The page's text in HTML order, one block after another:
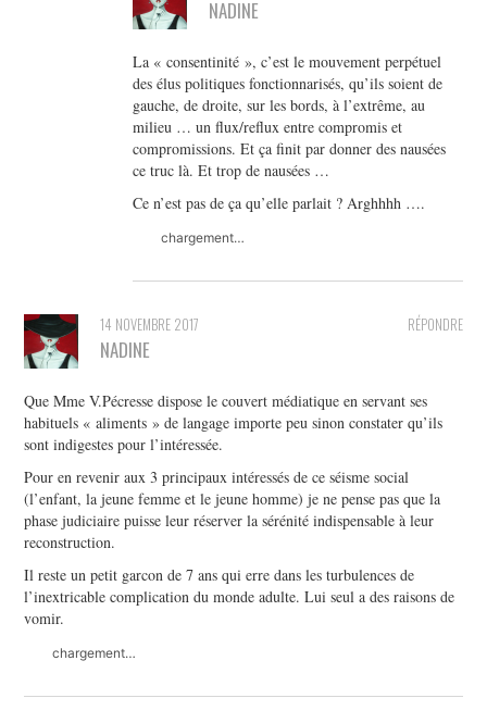
NADINE
La « consentinité », c’est le mouvement perpétuel
des élus politiques fonctionnarisés, qu’ils soient de
gauche, de droite, sur les bords, à l’extrême, au
milieu … un flux/reflux entre compromis et
compromissions. Et ça finit par donner des nausées
ce truc là. Et trop de nausées …
Ce n’est pas de ça qu’elle parlait ? Arghhhh ….
chargement…
RÉPONDRE
14 NOVEMBRE 2017
NADINE
Que Mme V.Pécresse dispose le couvert médiatique en servant ses
habituels « aliments » de langage importe peu sinon constater qu’ils
sont indigestes pour l’intéressée.
Pour en revenir aux 3 principaux intéressés de ce séisme social
(l’enfant, la jeune femme et le jeune homme) je ne pense pas que la
phase judiciaire puisse leur réserver la sérénité indispensable à leur
reconstruction.
Il reste un petit garcon de 7 ans qui erre dans les turbulences de
l’inextricable complication du monde adulte. Lui seul a des raisons de
vomir.
chargement…